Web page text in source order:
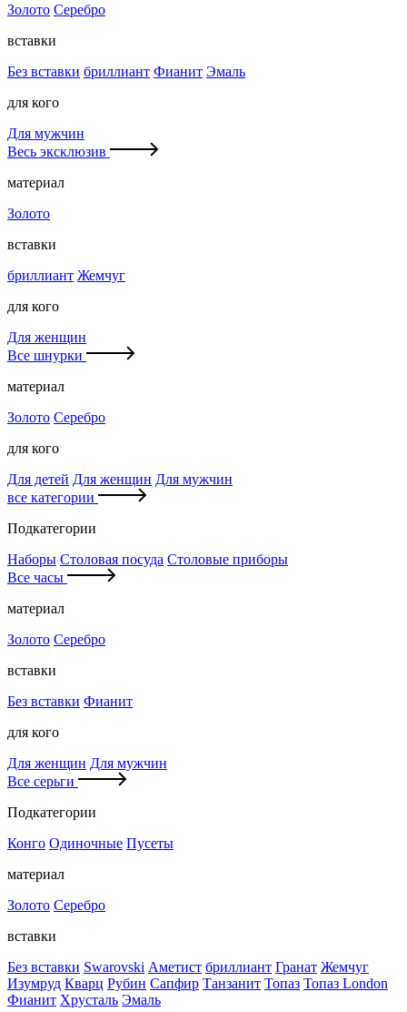
Золото Серебро
вставки
Без вставки бриллиант Фианит Эмаль
для кого
Для мужчин
Весь эксклюзив
материал
Золото
вставки
бриллиант Жемчуг
для кого
Для женщин
Все шнурки
материал
Золото Серебро
для кого
Для детей Для женщин Для мужчин
все категории
Подкатегории
Наборы Столовая посуда Столовые приборы
Все часы
материал
Золото Серебро
вставки
Без вставки Фианит
для кого
Для женщин Для мужчин
Все серьги
Подкатегории
Конго Одиночные Пусеты
материал
Золото Серебро
вставки
Без вставки Swarovski Аметист бриллиант Гранат Жемчуг
Изумруд Кварц Рубин Сапфир Танзанит Топаз Топаз London
Фианит Хрусталь Эмаль